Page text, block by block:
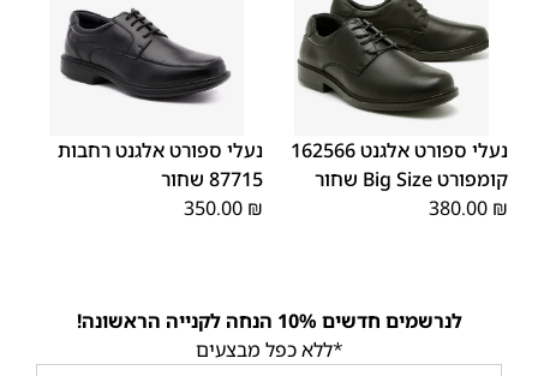
נעלי ספורט אלגנט 162566
קומפורט Big Size שחור
380.00 ₪
40
41
נעלי ספורט אלגנט רחבות
87715 שחור
350.00 ₪
לנרשמים חדשים 10% הנחה לקנייה הראשונה!
*ללא כפל מבצעים